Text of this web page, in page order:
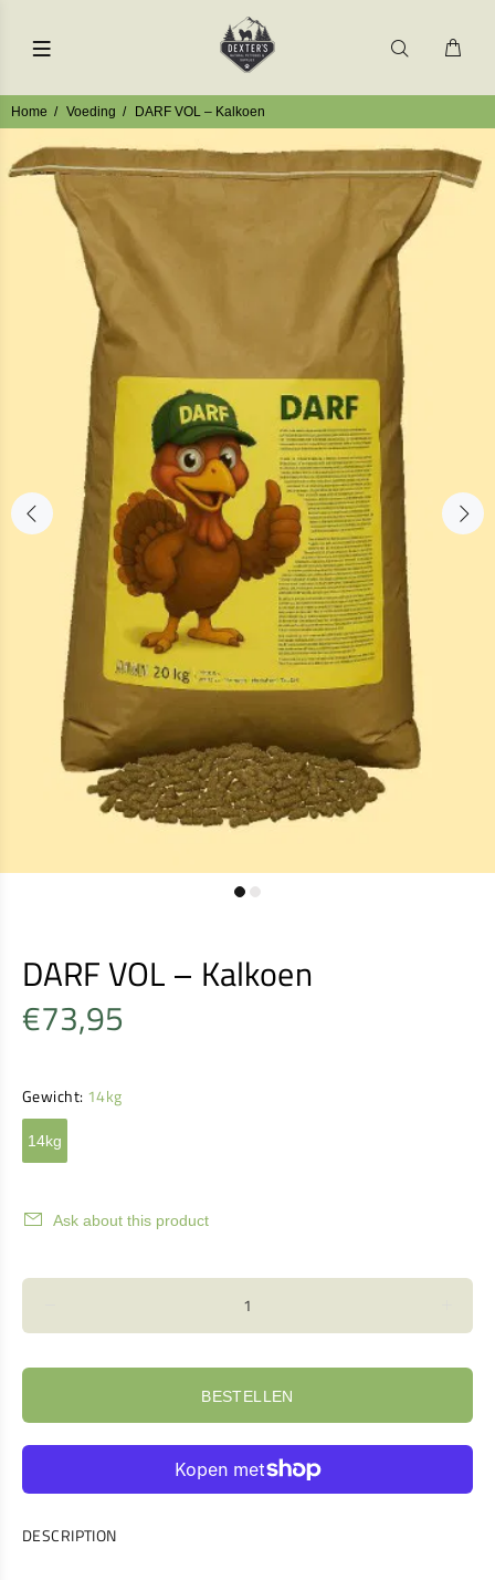
Home Voeding DARF VOL – Kalkoen
DARF VOL – Kalkoen
€73,95
Gewicht: 14kg
14kg
Ask about this product
BESTELLEN
DESCRIPTION